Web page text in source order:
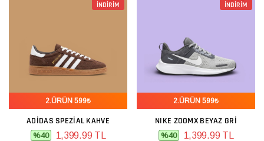
İNDİRİM
2.ÜRÜN 599₺
ADIDAS SPEZIAL KAHVE
%40 1,399.99 TL
İNDİRİM
2.ÜRÜN 599₺
NIKE ZOOMX BEYAZ GRI
%40 1,399.99 TL